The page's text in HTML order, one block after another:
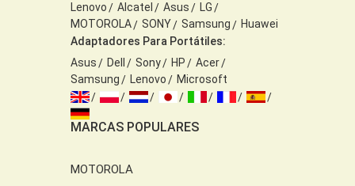
Lenovo
Alcatel Asus
LG
MOTOROLA
SONY Samsung
Huawei
Adaptadores Para Portátiles:
Asus
Dell Sony HP
Acer
Samsung
Lenovo Microsoft
MARCAS POPULARES
MOTOROLA